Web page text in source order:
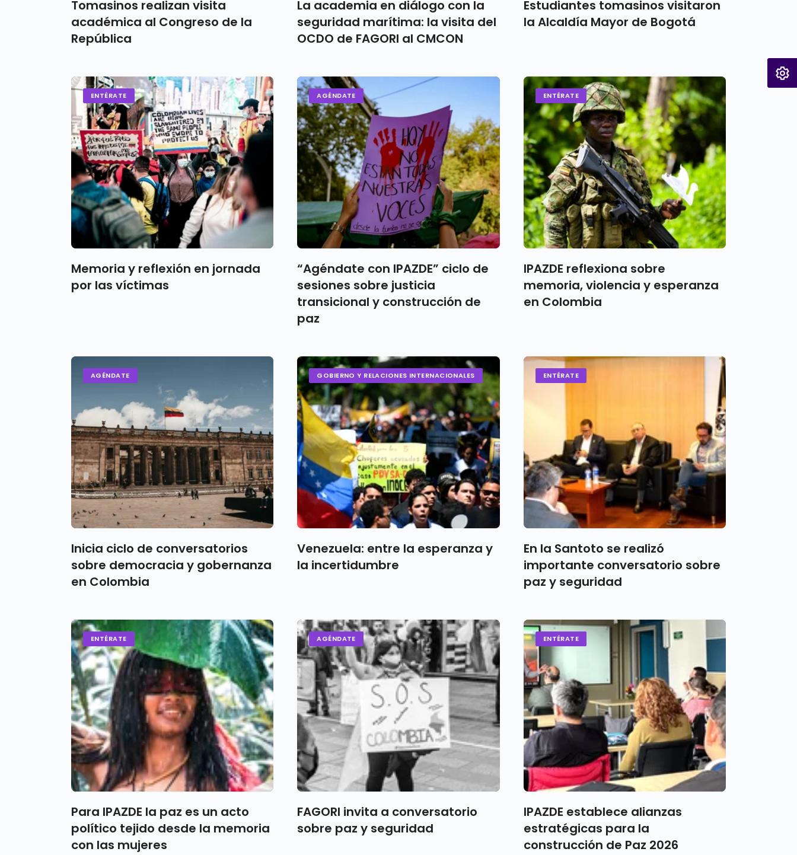
Tomasinos realizan visita
académica al Congreso de la
República
La academia en diálogo con la
seguridad marítima: la visita del
OCDO de FAGORI al CMCON
Estudiantes tomasinos visitaron
la Alcaldía Mayor de Bogotá
ENTÉRATE
Memoria y reflexión en jornada
por las víctimas
AGÉNDATE
“Agéndate con IPAZDE” ciclo de
sesiones sobre justicia
transicional y construcción de
paz
ENTÉRATE
IPAZDE reflexiona sobre
memoria, violencia y esperanza
en Colombia
AGÉNDATE
Inicia ciclo de conversatorios
sobre democracia y gobernanza
en Colombia
GOBIERNO Y RELACIONES INTERNACIONALES
Venezuela: entre la esperanza y
la incertidumbre
ENTÉRATE
En la Santoto se realizó
importante conversatorio sobre
paz y seguridad
ENTÉRATE
Para IPAZDE la paz es un acto
político tejido desde la memoria
con las mujeres
AGÉNDATE
FAGORI invita a conversatorio
sobre paz y seguridad
ENTÉRATE
IPAZDE establece alianzas
estratégicas para la
construcción de Paz 2026